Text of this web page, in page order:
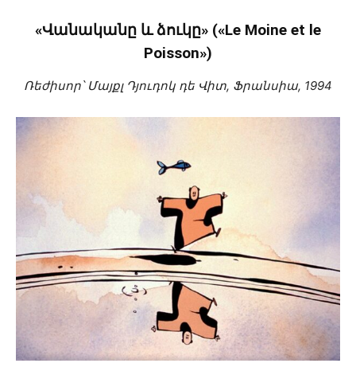
«Վանականը և ձուկը» («Le Moine et le
Poisson»)
Ռեժիսոր՝ Մայքլ Դյուդոկ դե Վիտ, Ֆրանսիա, 1994